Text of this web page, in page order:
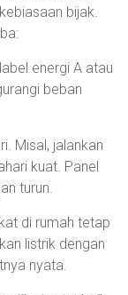
bijak.
energi A atau
beban
Misal, jalankan
kuat. Panel
turun.
di rumah tetap
listrik dengan
nyata.